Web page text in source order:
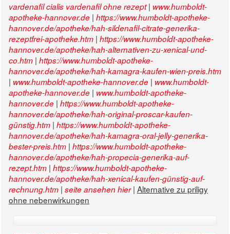
vardenafil cialis vardenafil ohne rezept| www.humboldt-
apotheke-hannover.de | https://www.humboldt-apotheke-
hannover.de/apotheke/hah-sildenafil-citrate-generika-
rezeptfrei-apotheke.htm | https://www.humboldt-apotheke-
hannover.de/apotheke/hah-alternativen-zu-xenical-und-
co.htm | https://www.humboldt-apotheke-
hannover.de/apotheke/hah-kamagra-kaufen-wien-preis.htm
| www.humboldt-apotheke-hannover.de | www.humboldt-
apotheke-hannover.de | www.humboldt-apotheke-
hannover.de | https://www.humboldt-apotheke-
hannover.de/apotheke/hah-original-proscar-kaufen-
günstig.htm | https://www.humboldt-apotheke-
hannover.de/apotheke/hah-kamagra-oral-jelly-generika-
bester-preis.htm | https://www.humboldt-apotheke-
hannover.de/apotheke/hah-propecia-generika-auf-
rezept.htm | https://www.humboldt-apotheke-
hannover.de/apotheke/hah-xenical-kaufen-günstig-auf-
rechnung.htm | seite ansehen hier| Alternative zu priligy
ohne nebenwirkungen